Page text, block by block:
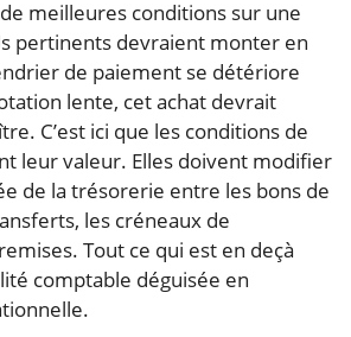
meilleures conditions sur une
pertinents devraient monter en
de paiement se détériore
lente, cet achat devrait
C’est ici que les conditions de
leur valeur. Elles doivent modifier
de la trésorerie entre les bons de
les créneaux de
Tout ce qui est en deçà
comptable déguisée en